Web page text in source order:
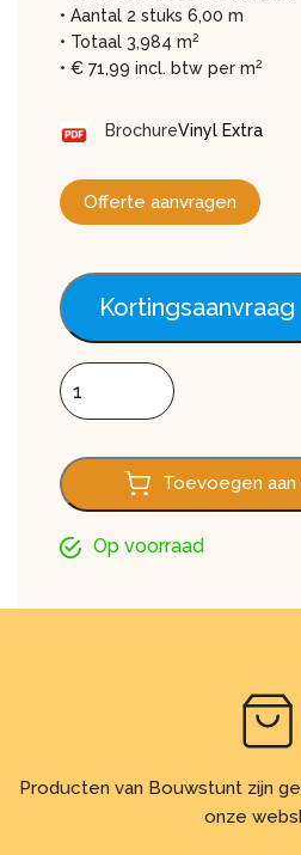
• Aantal 2 stuks 6,00 m
• Totaal 3,984 m2
• € 71,99 incl. btw per m2
BrochureVinyl Extra
Offerte aanvragen
Kortingsaanvraag
Dubbel rabat FS302, Modern
Toevoegen
Op voorraad
Producten van Bouwstunt zijn
onze